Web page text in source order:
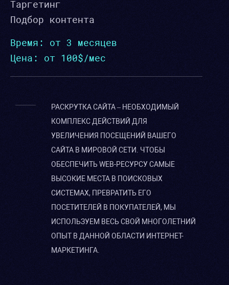
Таргетинг
Подбор контента
Время: от 3 месяцев
Цена: от 100$/мес
РАСКРУТКА САЙТА – НЕОБХОДИМЫЙ
КОМПЛЕКС ДЕЙСТВИЙ ДЛЯ
УВЕЛИЧЕНИЯ ПОСЕЩЕНИЙ ВАШЕГО
САЙТА В МИРОВОЙ СЕТИ. ЧТОБЫ
ОБЕСПЕЧИТЬ WEB-РЕСУРСУ САМЫЕ
ВЫСОКИЕ МЕСТА В ПОИСКОВЫХ
СИСТЕМАХ, ПРЕВРАТИТЬ ЕГО
ПОСЕТИТЕЛЕЙ В ПОКУПАТЕЛЕЙ, МЫ
ИСПОЛЬЗУЕМ ВЕСЬ СВОЙ МНОГОЛЕТНИЙ
ОПЫТ В ДАННОЙ ОБЛАСТИ ИНТЕРНЕТ-
МАРКЕТИНГА.